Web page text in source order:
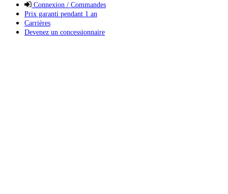
Connexion / Commandes
Prix garanti pendant 1 an
Carrières
Devenez un concessionnaire